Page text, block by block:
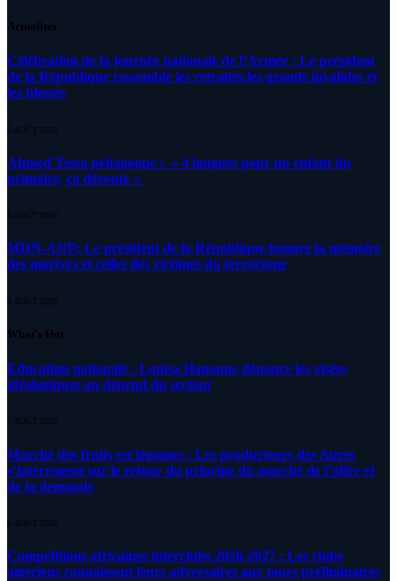
Actualités
Célébration de la journée nationale de l’Armée : Le président
de la République rassemble les retraités,les grands invalides et
les blessés
5 AOÛT 2026
Ahmed Tessa pédagogue : » 4 langues pour un enfant du
primaire, ça déroute «
4 AOÛT 2026
MDN-ANP: Le président de la République honore la mémoire
des martyrs et celles des victimes du terrorisme
4 AOÛT 2026
What's Hot
Education nationale : Louisa Hanoune dénonce les visées
idéologiques au dépend du secteur
7 AOÛT 2026
Marché des fruits est légumes : Les producteurs des Aures
s’interrogent sur le retour du principe du marché de l’offre et
de la demande
6 AOÛT 2026
Compétitions africaines interclubs 2026-2027 : Les clubs
algériens connaissent leurs adversaires aux tours préliminaires